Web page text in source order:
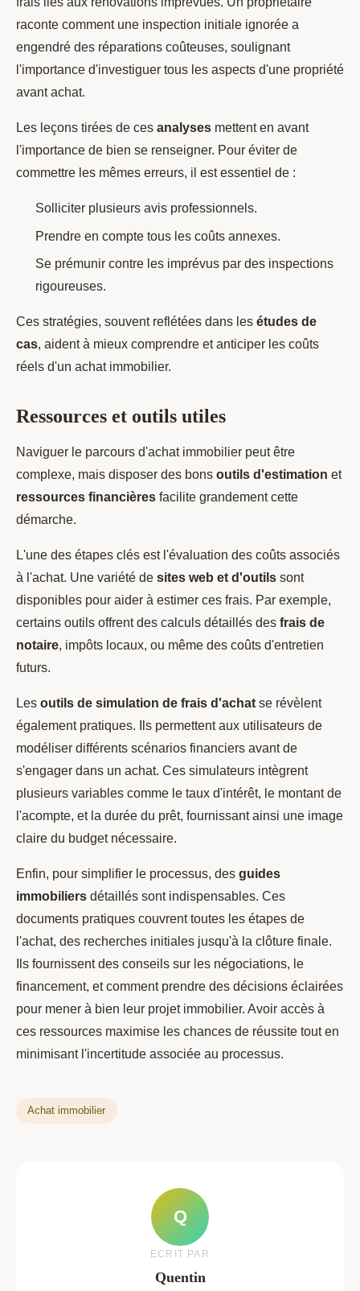
raconte comment une inspection initiale ignorée a
engendré des réparations coûteuses, soulignant
l'importance d'investiguer tous les aspects d'une propriété
avant achat.
Les leçons tirées de ces analyses mettent en avant
l'importance de bien se renseigner. Pour éviter de
commettre les mêmes erreurs, il est essentiel de :
Solliciter plusieurs avis professionnels.
Prendre en compte tous les coûts annexes.
Se prémunir contre les imprévus par des inspections
rigoureuses.
Ces stratégies, souvent reflétées dans les études de
cas, aident à mieux comprendre et anticiper les coûts
réels d'un achat immobilier.
Ressources et outils utiles
Naviguer le parcours d'achat immobilier peut être
complexe, mais disposer des bons outils d'estimation et
ressources financières facilite grandement cette
démarche.
L'une des étapes clés est l'évaluation des coûts associés
à l'achat. Une variété de sites web et d'outils sont
disponibles pour aider à estimer ces frais. Par exemple,
certains outils offrent des calculs détaillés des frais de
notaire, impôts locaux, ou même des coûts d'entretien
futurs.
Les outils de simulation de frais d'achat se révèlent
également pratiques. Ils permettent aux utilisateurs de
modéliser différents scénarios financiers avant de
s'engager dans un achat. Ces simulateurs intègrent
plusieurs variables comme le taux d'intérêt, le montant de
l'acompte, et la durée du prêt, fournissant ainsi une image
claire du budget nécessaire.
Enfin, pour simplifier le processus, des guides
immobiliers détaillés sont indispensables. Ces
documents pratiques couvrent toutes les étapes de
l'achat, des recherches initiales jusqu'à la clôture finale.
Ils fournissent des conseils sur les négociations, le
financement, et comment prendre des décisions éclairées
pour mener à bien leur projet immobilier. Avoir accès à
ces ressources maximise les chances de réussite tout en
minimisant l'incertitude associée au processus.
Achat immobilier
Q
ECRIT PAR
Quentin